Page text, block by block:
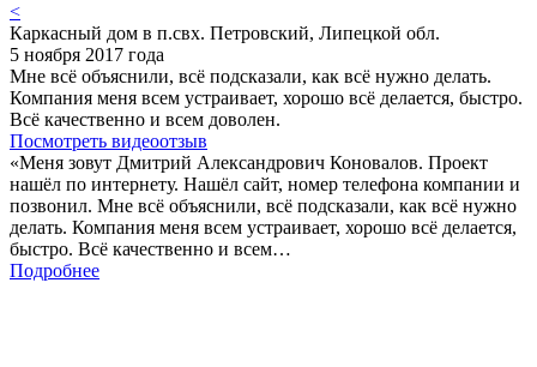
<
Каркасный дом в п.свх. Петровский, Липецкой обл.
5 ноября 2017 года
Мне всё объяснили, всё подсказали, как всё нужно делать.
Компания меня всем устраивает, хорошо всё делается, быстро.
Всё качественно и всем доволен.
Посмотреть видеоотзыв
«Меня зовут Дмитрий Александрович Коновалов. Проект
нашёл по интернету. Нашёл сайт, номер телефона компании и
позвонил. Мне всё объяснили, всё подсказали, как всё нужно
делать. Компания меня всем устраивает, хорошо всё делается,
быстро. Всё качественно и всем…
Подробнее